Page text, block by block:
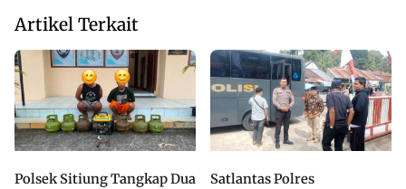
Artikel Terkait
Polsek Sitiung Tangkap Dua
Satlantas Polres